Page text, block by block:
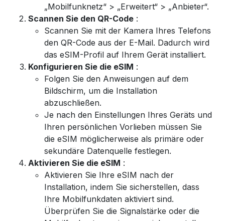
„Mobilfunknetz“ > „Erweitert“ > „Anbieter“.
Scannen Sie den QR-Code :
Scannen Sie mit der Kamera Ihres Telefons
den QR-Code aus der E-Mail. Dadurch wird
das eSIM-Profil auf Ihrem Gerät installiert.
Konfigurieren Sie die eSIM :
Folgen Sie den Anweisungen auf dem
Bildschirm, um die Installation
abzuschließen.
Je nach den Einstellungen Ihres Geräts und
Ihren persönlichen Vorlieben müssen Sie
die eSIM möglicherweise als primäre oder
sekundäre Datenquelle festlegen.
Aktivieren Sie die eSIM :
Aktivieren Sie Ihre eSIM nach der
Installation, indem Sie sicherstellen, dass
Ihre Mobilfunkdaten aktiviert sind.
Überprüfen Sie die Signalstärke oder die